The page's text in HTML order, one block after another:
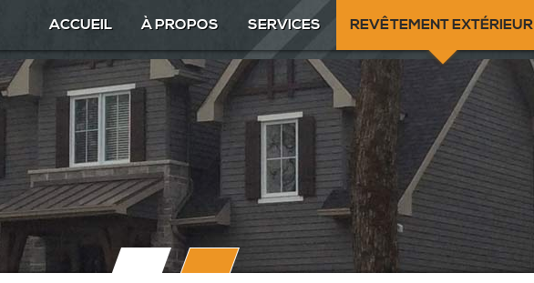
ACCUEIL À PROPOS SERVICES REVÊTEMENT EXTÉRIEUR